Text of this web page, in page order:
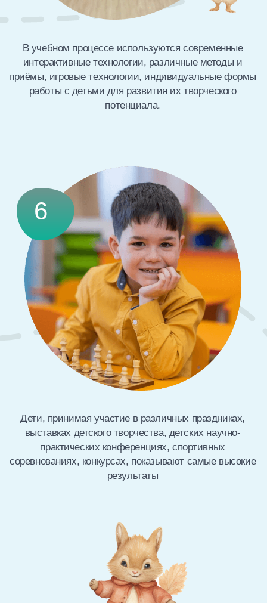
Преимущества
Оздоровительная
программа
Гибкие условия посещения и
Пятиразовое питание
Комфортные условия
Система оздоровительных мероприятий,
направленная на укрепление
иммунитета малышей
Сбалансированное меню разработано
медиками с учетом индивидуального
оптимальное здоровье и рост
Просторные, светлые игровые комнаты,